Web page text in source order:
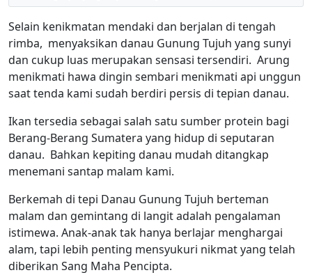
Selain kenikmatan mendaki dan berjalan di tengah
rimba, menyaksikan danau Gunung Tujuh yang sunyi
dan cukup luas merupakan sensasi tersendiri. Arung
menikmati hawa dingin sembari menikmati api unggun
saat tenda kami sudah berdiri persis di tepian danau.
Ikan tersedia sebagai salah satu sumber protein bagi
Berang-Berang Sumatera yang hidup di seputaran
danau. Bahkan kepiting danau mudah ditangkap
menemani santap malam kami.
Berkemah di tepi Danau Gunung Tujuh berteman
malam dan gemintang di langit adalah pengalaman
istimewa. Anak-anak tak hanya berlajar menghargai
alam, tapi lebih penting mensyukuri nikmat yang telah
diberikan Sang Maha Pencipta.